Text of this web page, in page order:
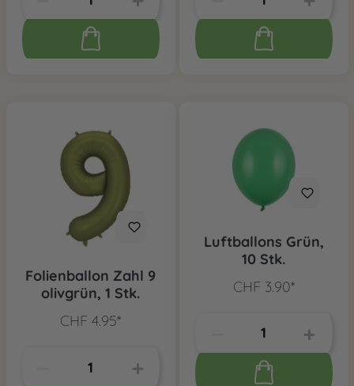
Folienballon Zahl 9
olivgrün, 1 Stk.
CHF 4.95*
Luftballons Grün,
10 Stk.
CHF 3.90*